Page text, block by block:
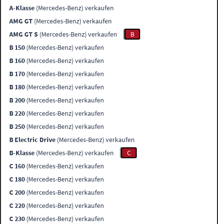
A-Klasse (Mercedes-Benz) verkaufen
AMG GT (Mercedes-Benz) verkaufen
AMG GT S (Mercedes-Benz) verkaufen
B
B 150 (Mercedes-Benz) verkaufen
B 160 (Mercedes-Benz) verkaufen
B 170 (Mercedes-Benz) verkaufen
B 180 (Mercedes-Benz) verkaufen
B 200 (Mercedes-Benz) verkaufen
B 220 (Mercedes-Benz) verkaufen
B 250 (Mercedes-Benz) verkaufen
B Electric Drive (Mercedes-Benz) verkaufen
B-Klasse (Mercedes-Benz) verkaufen
C
C 160 (Mercedes-Benz) verkaufen
C 180 (Mercedes-Benz) verkaufen
C 200 (Mercedes-Benz) verkaufen
C 220 (Mercedes-Benz) verkaufen
C 230 (Mercedes-Benz) verkaufen